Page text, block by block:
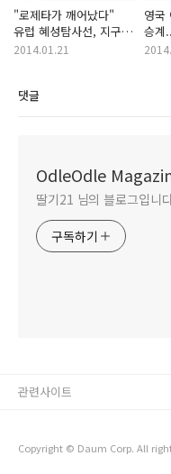
"로제타가 깨어났다"
유럽 혜성탐사선, 지구로
송신
2014.01.21
영국
승계
댓글
OdleOdle
딸기21 님의 블로그입니
구독하기
Copyright © Daum Corp. All
관련사이트